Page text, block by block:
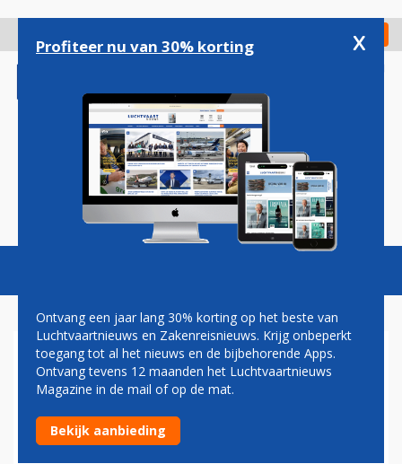
gaan
Check in
Magazine Podcasts Vacatures
RUIMTEVAARTPROJECT
CURAÇAO OP LOSSE
SCHROEVEN
Profiteer nu van 30% korting x
Ontvang een jaar lang 30% korting op het beste van
Luchtvaartnieuws en Zakenreisnieuws. Krijg onbeperkt
toegang tot al het nieuws en de bijbehorende Apps.
Ontvang tevens 12 maanden het Luchtvaartnieuws
Magazine in de mail of op de mat.
Bekijk aanbieding